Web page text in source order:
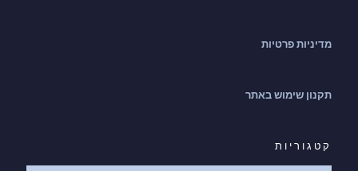
מדיניות פרטיות
תקנון שימוש באתר
קטגוריות